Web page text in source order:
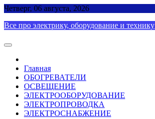
Skip
content
Четверг, 06 августа, 2026
Все про электрику, оборудование и технику
Главная
ОБОГРЕВАТЕЛИ
ОСВЕЩЕНИЕ
ЭЛЕКТРООБОРУДОВАНИЕ
ЭЛЕКТРОПРОВОДКА
ЭЛЕКТРОСНАБЖЕНИЕ